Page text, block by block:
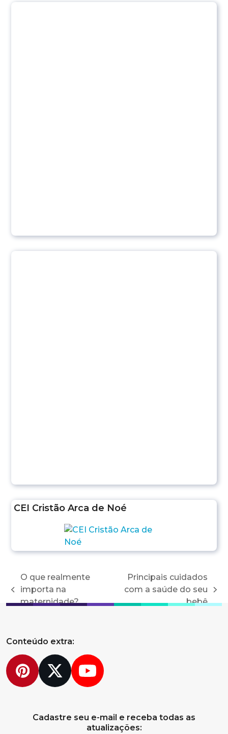
CEI Cristão Arca de Noé
previous
post:
O que realmente
importa na
maternidade?
next
post:
Principais cuidados
com a saúde do seu
bebê
Conteúdo extra:
Pinterest
TwitterYouTube
Cadastre seu e-mail e receba todas as
atualizações: